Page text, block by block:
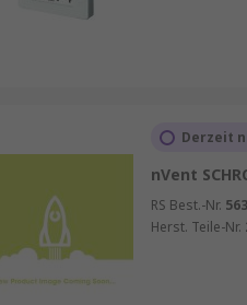
Derzeit
nVent
RS Best.-Nr.
Herst. Teile-Nr.